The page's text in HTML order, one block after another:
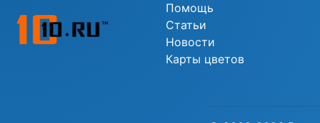
Помощь
Статьи
Новости
Карты цветов